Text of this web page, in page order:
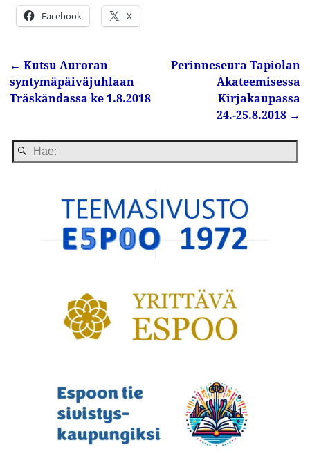
Facebook X
Artikkelin navigointi
← Kutsu Auroran
syntymäpäiväjuhlaan
Träskändassa ke 1.8.2018
Perinneseura Tapiolan
Akateemisessa
Kirjakaupassa
24.-25.8.2018 →